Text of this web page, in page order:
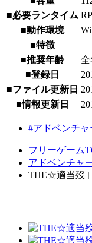
■必要ランタイム
■動作環境
■特徴
■推奨年齢
全
■登録日
■ファイル更新日
■情報更新日
#アドベンチャ
フリーゲーム
アドベンチャ
THE☆適当歿 [